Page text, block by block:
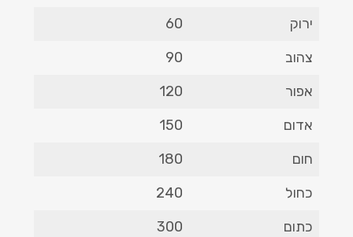
ירוק
60
צהוב
90
אפור
120
אדום
150
חום
180
כחול
240
כתום
300